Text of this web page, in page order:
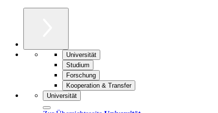
Universität
Studium
Forschung
Kooperation & Transfer
Universität